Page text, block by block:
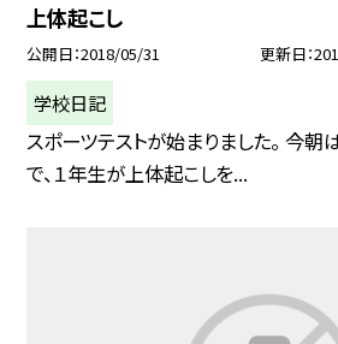
上体起こし
公開日 2018/05/31 更新日
学校日記
スポーツテストが始まりました。 今朝
で、１年生が上体起こしを...